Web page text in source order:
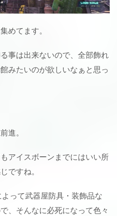
めてます。
事は出来ないので、全部飾れ
みたいのが欲しいなぁと思っ
進。
アイスボーンまでにはいい所
ですね。
って武器屋防具・装飾品な
、そんなに必死になって色々